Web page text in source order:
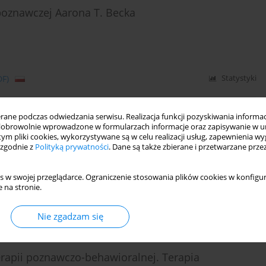
podczas odwiedzania serwisu. Realizacja funkcji pozyskiwania
wprowadzone w formularzach informacje oraz zapisywanie w
pliki cookies, wykorzystywane są w celu realizacji usług, zapewnienia
z Polityką prywatności. Dane są także zbierane i przetwarzane
w swojej przeglądarce. Ograniczenie stosowania plików cookies w
na stronie.
Nie zgadzam się
Aarona T. Becka
Statystyki
behawioralnej. Terapia schematów
poznawczo-behawioralnej. Terapia